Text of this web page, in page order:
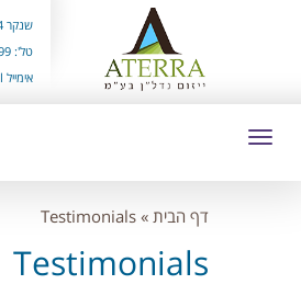
שנקר 14 הרצליה פיתוח
טל': 09-8788999
אימייל office@aterra.co.il
דף הבית »
Testimonials
Testimonials